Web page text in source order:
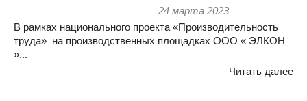
24 марта 2023
В рамках национального проекта «Производительность
труда» на производственных площадках ООО « ЭЛКОН
»...
Читать далее